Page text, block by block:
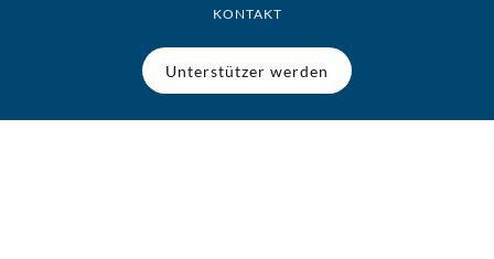
KONTAKT
Unterstützer werden